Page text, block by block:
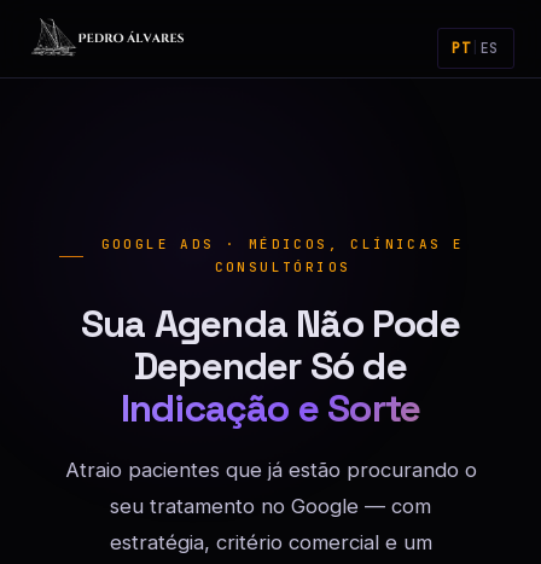
PT| ES
GOOGLE ADS · MÉDICOS, CLÍNICAS E
CONSULTÓRIOS
Sua Agenda Não Pode
Depender Só de
Indicação e Sorte
Atraio pacientes que já estão procurando o
seu tratamento no Google — com
estratégia, critério comercial e um